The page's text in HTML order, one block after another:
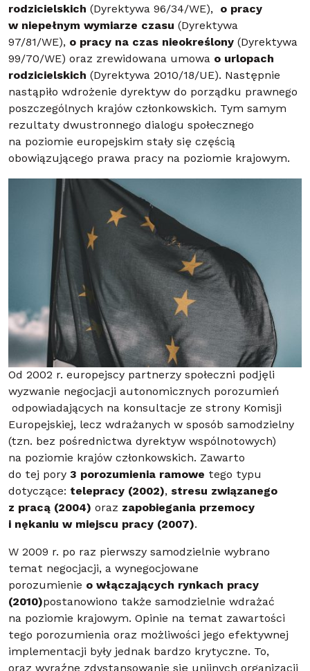
rodzicielskich (Dyrektywa 96/34/WE), o pracy
w niepełnym wymiarze czasu (Dyrektywa
97/81/WE), o pracy na czas nieokreślony (Dyrektywa
99/70/WE) oraz zrewidowana umowa o urlopach
rodzicielskich (Dyrektywa 2010/18/UE). Następnie
nastąpiło wdrożenie dyrektyw do porządku prawnego
poszczególnych krajów członkowskich. Tym samym
rezultaty dwustronnego dialogu społecznego
na poziomie europejskim stały się częścią
obowiązującego prawa pracy na poziomie krajowym.
Od 2002 r. europejscy partnerzy społeczni podjęli
wyzwanie negocjacji autonomicznych porozumień
odpowiadających na konsultacje ze strony Komisji
Europejskiej, lecz wdrażanych w sposób samodzielny
(tzn. bez pośrednictwa dyrektyw wspólnotowych)
na poziomie krajów członkowskich. Zawarto
do tej pory 3 porozumienia ramowe tego typu
dotyczące: telepracy (2002), stresu związanego
z pracą (2004) oraz zapobiegania przemocy
i nękaniu w miejscu pracy (2007).
W 2009 r. po raz pierwszy samodzielnie wybrano
temat negocjacji, a wynegocjowane
porozumienie o włączających rynkach pracy
(2010)postanowiono także samodzielnie wdrażać
na poziomie krajowym. Opinie na temat zawartości
tego porozumienia oraz możliwości jego efektywnej
implementacji były jednak bardzo krytyczne. To,
oraz wyraźne zdystansowanie się unijnych organizacji